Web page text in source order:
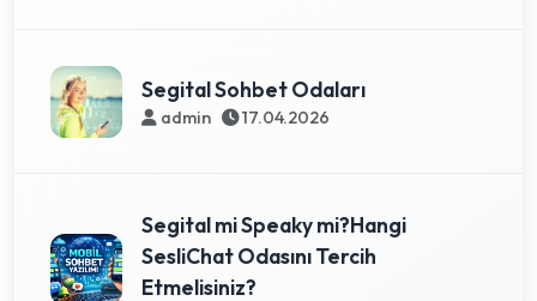
Segital Sohbet Odaları
admin 17.04.2026
Segital mi Speaky mi?Hangi
SesliChat Odasını Tercih
Etmelisiniz?